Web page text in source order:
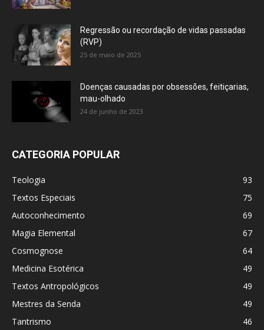
Regressão ou recordação de vidas passadas
(RVP)
25 de maio de 2025
Doenças causadas por obsessões, feitiçarias,
mau-olhado
24 de junho de 2023
CATEGORIA POPULAR
Teologia
93
Textos Especiais
75
Autoconhecimento
69
Magia Elemental
67
Cosmognose
64
Medicina Esotérica
49
Textos Antropológicos
49
Mestres da Senda
49
Tantrismo
46